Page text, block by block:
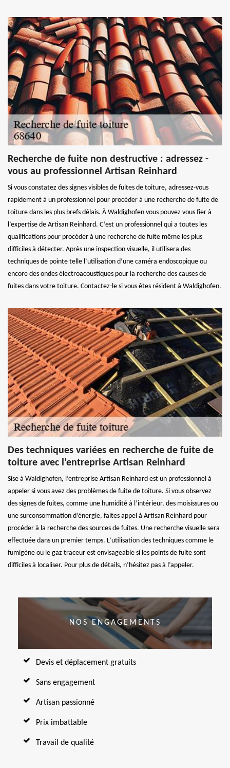
Recherche de fuite non destructive : adressez -
vous au professionnel Artisan Reinhard
Si vous constatez des signes visibles de fuites de toiture, adressez-vous
rapidement à un professionnel pour procéder à une recherche de fuite de
toiture dans les plus brefs délais. À Waldighofen vous pouvez vous fier à
l’expertise de Artisan Reinhard. C’est un professionnel qui a toutes les
qualifications pour procéder à une recherche de fuite même les plus
difficiles à détecter. Après une inspection visuelle, il utilisera des
techniques de pointe telle l’utilisation d’une caméra endoscopique ou
encore des ondes électroacoustiques pour la recherche des causes de
fuites dans votre toiture. Contactez-le si vous êtes résident à Waldighofen.
Des techniques variées en recherche de fuite de
toiture avec l’entreprise Artisan Reinhard
Sise à Waldighofen, l’entreprise Artisan Reinhard est un professionnel à
appeler si vous avez des problèmes de fuite de toiture. Si vous observez
des signes de fuites, comme une humidité à l’intérieur, des moisissures ou
une surconsommation d’énergie, faites appel à Artisan Reinhard pour
procéder à la recherche des sources de fuites. Une recherche visuelle sera
effectuée dans un premier temps. L’utilisation des techniques comme le
fumigène ou le gaz traceur est envisageable si les points de fuite sont
difficiles à localiser. Pour plus de détails, n’hésitez pas à l’appeler.
NOS ENGAGEMENTS
Devis et déplacement gratuits
Sans engagement
Artisan passionné
Prix imbattable
Travail de qualité